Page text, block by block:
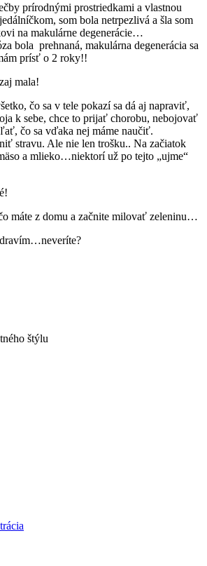
prírodnými prostriedkami a vlastnou
som bola netrpezlivá a šla som
na makulárne degenerácie…
bola prehnaná, makulárna degenerácia sa
prísť o 2 roky!!
mala!
čo sa v tele pokazí sa dá aj napraviť,
k sebe, chce to prijať chorobu, nebojovať
čo sa vďaka nej máme naučiť.
stravu. Ale nie len trošku.. Na začiatok
a mlieko…niektorí už po tejto „ujme“
máte z domu a začnite milovať zeleninu…
štýlu